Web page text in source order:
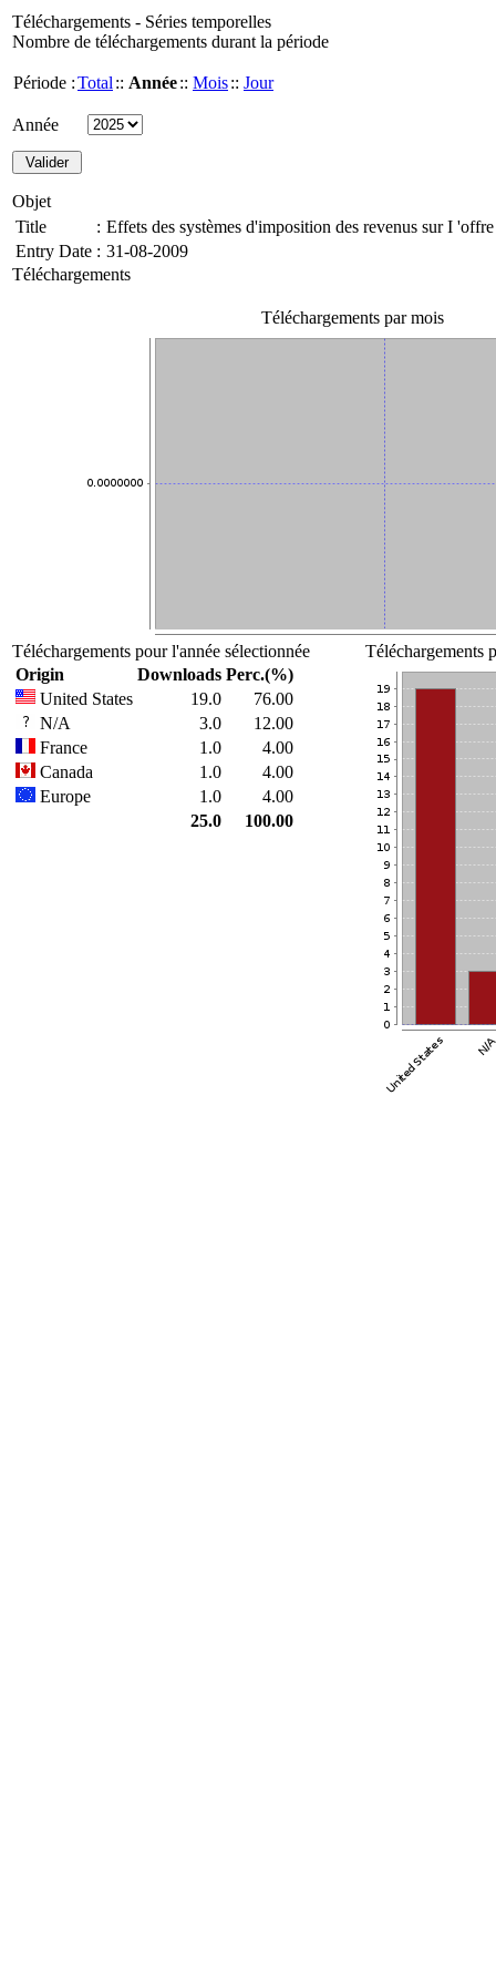
Téléchargements - Séries temporelles
Nombre de téléchargements durant la période
Période :Total :: Année:: Mois:: Jour
Année
Objet
Title
: Effets des systèmes d'imposition des revenus sur I
Entry Date : 31-08-2009
Téléchargements
Téléchargements par mois
Téléchargements pour l'année sélectionnée
Origin
Downloads Perc.(%)
United States
19.0
76.00
N/A
3.0
12.00
France
1.0
4.00
Canada
1.0
4.00
Europe
1.0
4.00
25.0
100.00
Téléchargements